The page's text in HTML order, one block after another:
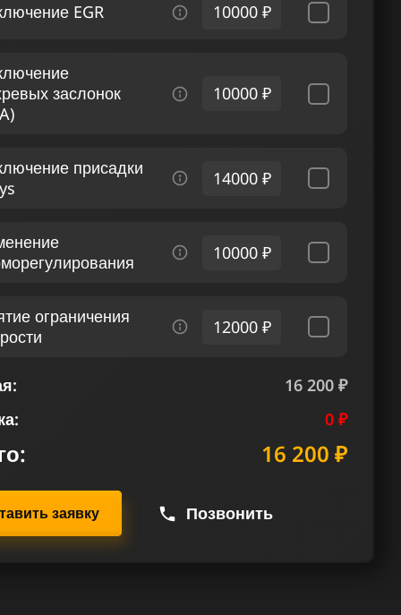
EGR 10000 ₽
заслонок
10000 ₽
присадки
14000 ₽
10000 ₽
ограничения
12000 ₽
16 200 ₽
0 ₽
16 200 ₽
заявку Позвонить